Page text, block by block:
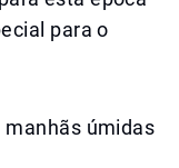
para o
manhãs úmidas